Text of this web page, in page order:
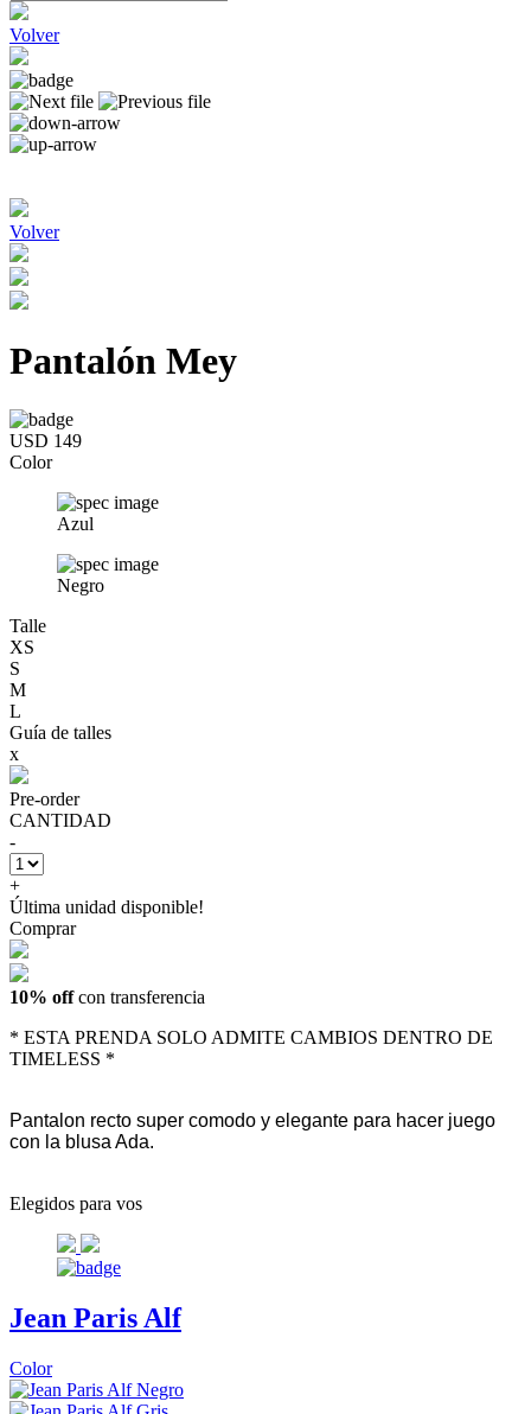
Volver
Volver
Pantalón Mey
USD 149
Color
Azul
Negro
Talle
XS
S
M
L
Guía de talles
x
Pre-order
CANTIDAD
-
+
Última unidad disponible!
Comprar
10% offcon transferencia
* ESTA PRENDA SOLO ADMITE CAMBIOS DENTRO DE
TIMELESS *
Pantalon recto super comodo y elegante para hacer juego
con la blusa Ada.
Elegidos para vos
Jean Paris Alf
Color